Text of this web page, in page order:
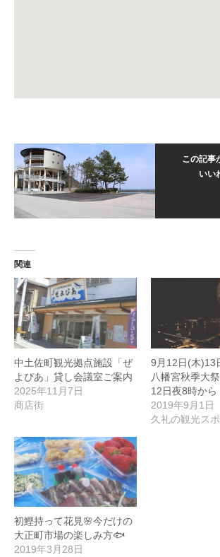
この記事
いい
関連
中土佐町観光拠点施設「ぜ
よぴあ」貸し会議室ご案内
2025年11月7日
商店街
9月12日(木)13
八幡宮秋季大
12日夜8時から
2019年9月1日
久礼の観光ス
初鰹持って花見🌸今だけの
大正町市場の楽しみ方🐟
2019年3月28日